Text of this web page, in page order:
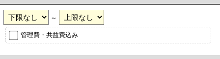
～
管理費・共益費込み